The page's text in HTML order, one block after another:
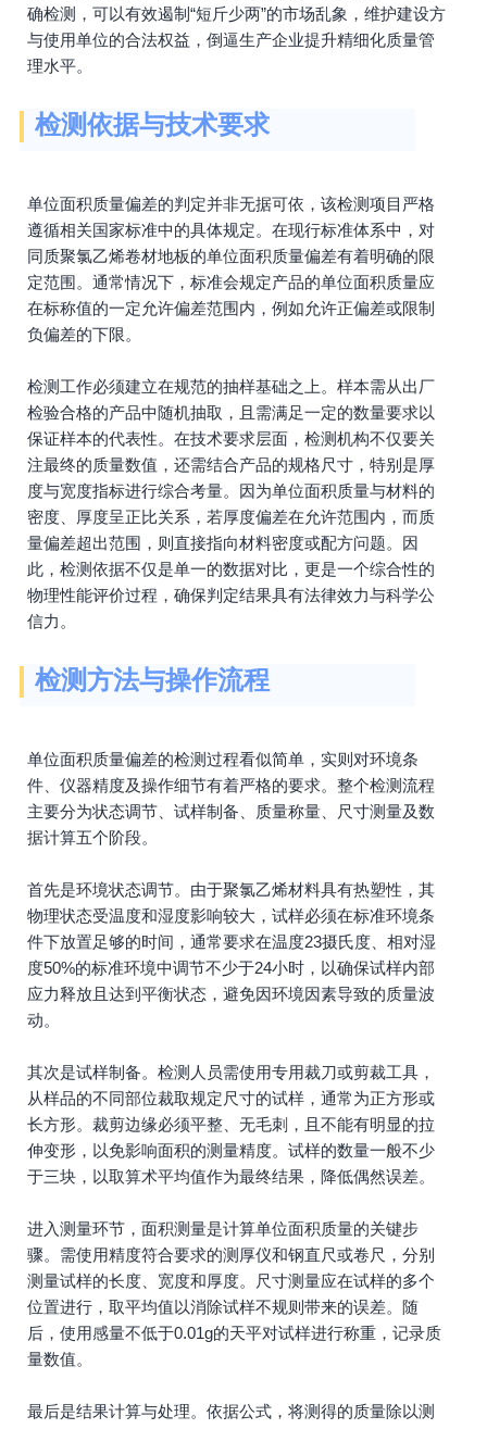
确检测，可以有效遏制“短斤少两”的市场乱象，维护建设方
与使用单位的合法权益，倒逼生产企业提升精细化质量管
理水平。
检测依据与技术要求
单位面积质量偏差的判定并非无据可依，该检测项目严格
遵循相关国家标准中的具体规定。在现行标准体系中，对
同质聚氯乙烯卷材地板的单位面积质量偏差有着明确的限
定范围。通常情况下，标准会规定产品的单位面积质量应
在标称值的一定允许偏差范围内，例如允许正偏差或限制
负偏差的下限。
检测工作必须建立在规范的抽样基础之上。样本需从出厂
检验合格的产品中随机抽取，且需满足一定的数量要求以
保证样本的代表性。在技术要求层面，检测机构不仅要关
注最终的质量数值，还需结合产品的规格尺寸，特别是厚
度与宽度指标进行综合考量。因为单位面积质量与材料的
密度、厚度呈正比关系，若厚度偏差在允许范围内，而质
量偏差超出范围，则直接指向材料密度或配方问题。因
此，检测依据不仅是单一的数据对比，更是一个综合性的
物理性能评价过程，确保判定结果具有法律效力与科学公
信力。
检测方法与操作流程
单位面积质量偏差的检测过程看似简单，实则对环境条
件、仪器精度及操作细节有着严格的要求。整个检测流程
主要分为状态调节、试样制备、质量称量、尺寸测量及数
据计算五个阶段。
首先是环境状态调节。由于聚氯乙烯材料具有热塑性，其
物理状态受温度和湿度影响较大，试样必须在标准环境条
件下放置足够的时间，通常要求在温度23摄氏度、相对湿
度50%的标准环境中调节不少于24小时，以确保试样内部
应力释放且达到平衡状态，避免因环境因素导致的质量波
动。
其次是试样制备。检测人员需使用专用裁刀或剪裁工具，
从样品的不同部位裁取规定尺寸的试样，通常为正方形或
长方形。裁剪边缘必须平整、无毛刺，且不能有明显的拉
伸变形，以免影响面积的测量精度。试样的数量一般不少
于三块，以取算术平均值作为最终结果，降低偶然误差。
进入测量环节，面积测量是计算单位面积质量的关键步
骤。需使用精度符合要求的测厚仪和钢直尺或卷尺，分别
测量试样的长度、宽度和厚度。尺寸测量应在试样的多个
位置进行，取平均值以消除试样不规则带来的误差。随
后，使用感量不低于0.01g的天平对试样进行称重，记录质
量数值。
最后是结果计算与处理。依据公式，将测得的质量除以测